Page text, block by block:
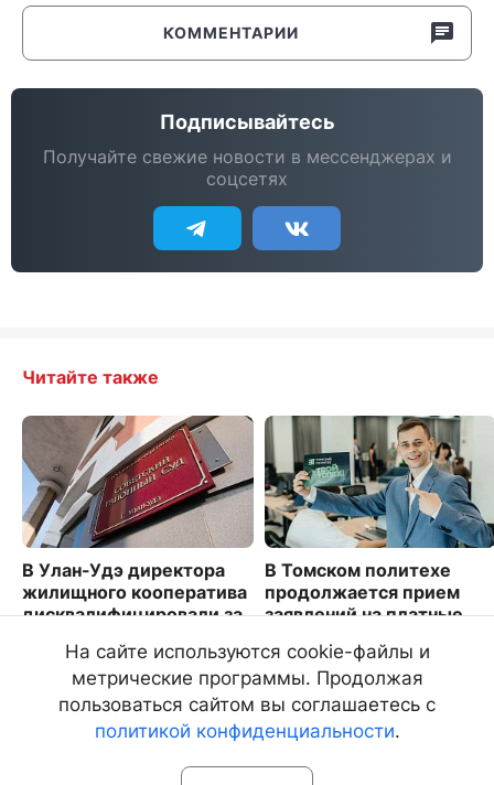
КОММЕНТАРИИ
Подписывайтесь
Получайте свежие новости в мессенджерах и
соцсетях
Читайте также
В Улан-Удэ директора
жилищного кооператива
дисквалифицировали за
В Томском политехе
продолжается прием
заявлений на платные
3481
На сайте используются cookie-файлы и
метрические программы. Продолжая
пользоваться сайтом вы соглашаетесь с
политикой конфиденциальности.